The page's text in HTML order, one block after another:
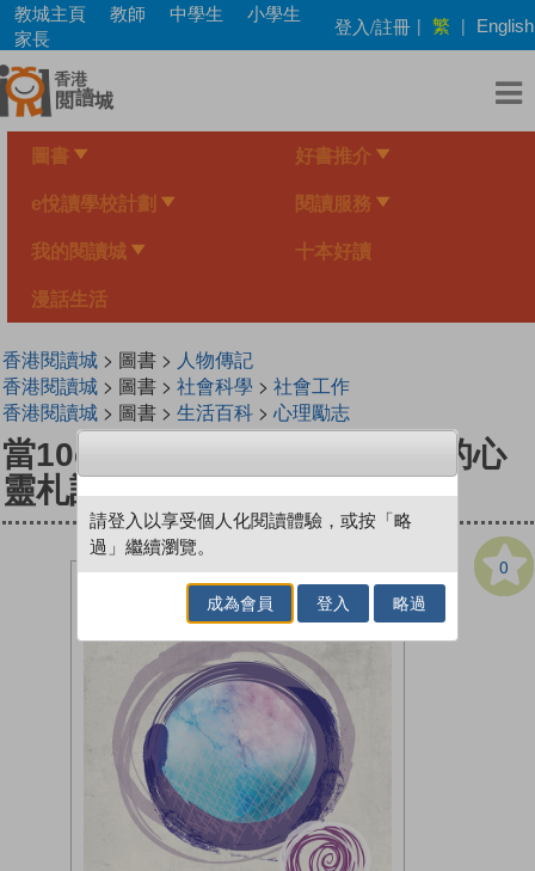
Skip
main
content
教城主頁 教師 中學生
小學生
家長
登入/註冊 | 繁 | English
圖書 好書推介
e悅讀學校計劃 閱讀服務
我的閱讀城 十本好讀
漫話生活
香港閱讀城> 圖書 > 人物傳記
香港閱讀城> 圖書 > 社會科學 > 社會工作
香港閱讀城> 圖書 > 生活百科> 心理勵志
當10cm遇上3cm──癌症同行的心
靈札記
0
請登入以享受個人化閱讀體驗，或按「略
過」繼續瀏覽。
成為會員 登入 略過